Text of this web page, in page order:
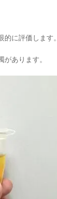
に評価します。
あります。